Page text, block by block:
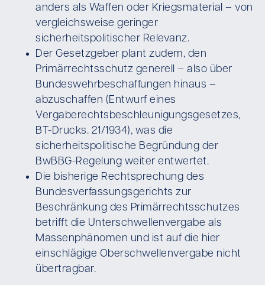
anders als Waffen oder Kriegsmaterial – von
vergleichsweise geringer
sicherheitspolitischer Relevanz.
Der Gesetzgeber plant zudem, den
Primärrechtsschutz generell – also über
Bundeswehrbeschaffungen hinaus –
abzuschaffen (Entwurf eines
Vergaberechtsbeschleunigungsgesetzes,
BT-Drucks. 21/1934), was die
sicherheitspolitische Begründung der
BwBBG-Regelung weiter entwertet.
Die bisherige Rechtsprechung des
Bundesverfassungsgerichts zur
Beschränkung des Primärrechtsschutzes
betrifft die Unterschwellenvergabe als
Massenphänomen und ist auf die hier
einschlägige Oberschwellenvergabe nicht
übertragbar.